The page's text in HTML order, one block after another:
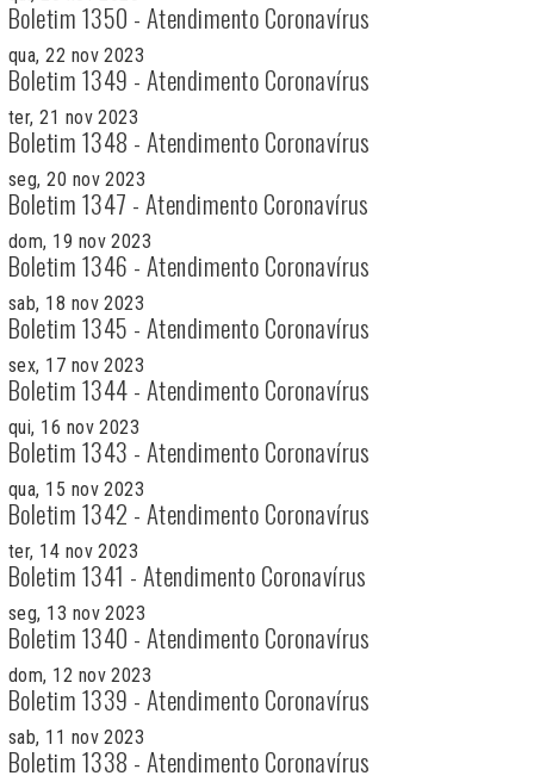
Boletim 1350 - Atendimento Coronavírus
qua, 22 nov 2023
Boletim 1349 - Atendimento Coronavírus
ter, 21 nov 2023
Boletim 1348 - Atendimento Coronavírus
seg, 20 nov 2023
Boletim 1347 - Atendimento Coronavírus
dom, 19 nov 2023
Boletim 1346 - Atendimento Coronavírus
sab, 18 nov 2023
Boletim 1345 - Atendimento Coronavírus
sex, 17 nov 2023
Boletim 1344 - Atendimento Coronavírus
qui, 16 nov 2023
Boletim 1343 - Atendimento Coronavírus
qua, 15 nov 2023
Boletim 1342 - Atendimento Coronavírus
ter, 14 nov 2023
Boletim 1341 - Atendimento Coronavírus
seg, 13 nov 2023
Boletim 1340 - Atendimento Coronavírus
dom, 12 nov 2023
Boletim 1339 - Atendimento Coronavírus
sab, 11 nov 2023
Boletim 1338 - Atendimento Coronavírus